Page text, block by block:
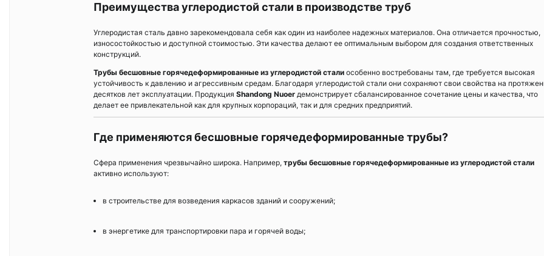
Преимущества углеродистой стали в производстве труб
Углеродистая сталь давно зарекомендовала себя как один из наиболее надежных материалов. Она отличается прочностью,
износостойкостью и доступной стоимостью. Эти качества делают ее оптимальным выбором для создания ответственных
конструкций.
Трубы бесшовные горячедеформированные из углеродистой стали особенно востребованы там, где требуется высокая
устойчивость к давлению и агрессивным средам. Благодаря углеродистой стали они сохраняют свои свойства на
десятков лет эксплуатации. Продукция Shandong Nuoer демонстрирует сбалансированное сочетание цены и качества, что
делает ее привлекательной как для крупных корпораций, так и для средних предприятий.
Где применяются бесшовные горячедеформированные трубы?
Сфера применения чрезвычайно широка. Например, трубы бесшовные горячедеформированные из углеродистой стали
активно используют:
в строительстве для возведения каркасов зданий и сооружений;
в энергетике для транспортировки пара и горячей воды;